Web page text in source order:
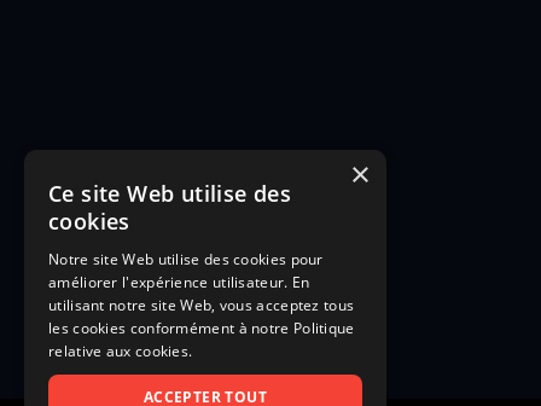
×
Ce site Web utilise des
cookies
Notre site Web utilise des cookies pour
améliorer l'expérience utilisateur. En
utilisant notre site Web, vous acceptez tous
les cookies conformément à notre Politique
relative aux cookies.
ACCEPTER TOUT